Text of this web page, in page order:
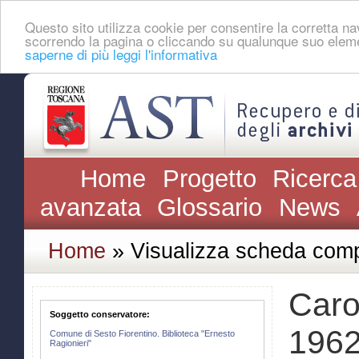
Questo sito utilizza cookie per consentire la corretta
scorrendo la pagina o cliccando su qualunque suo
saperne di più leggi l'informativa
Home Progetto
avanzata Glossario News
Home » Visualizza scheda
Soggetto conservatore:
Comune di Sesto Fiorentino. Biblioteca "Ernesto
Ragionieri"